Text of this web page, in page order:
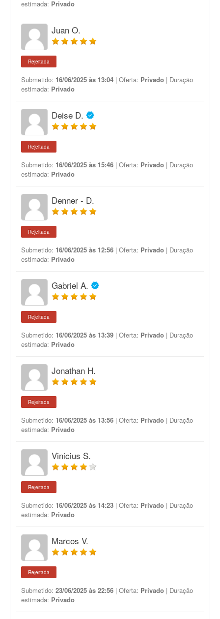
estimada: Privado
Juan O.
Rejeitada
Submetido: 16/06/2025 às 13:04 | Oferta: Privado | Duração
estimada: Privado
Deise D.
Rejeitada
Submetido: 16/06/2025 às 15:46 | Oferta: Privado | Duração
estimada: Privado
Denner - D.
Rejeitada
Submetido: 16/06/2025 às 12:56 | Oferta: Privado | Duração
estimada: Privado
Gabriel A.
Rejeitada
Submetido: 16/06/2025 às 13:39 | Oferta: Privado | Duração
estimada: Privado
Jonathan H.
Rejeitada
Submetido: 16/06/2025 às 13:56 | Oferta: Privado | Duração
estimada: Privado
Vinicius S.
Rejeitada
Submetido: 16/06/2025 às 14:23 | Oferta: Privado | Duração
estimada: Privado
Marcos V.
Rejeitada
Submetido: 23/06/2025 às 22:56 | Oferta: Privado | Duração
estimada: Privado